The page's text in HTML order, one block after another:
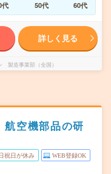
代 50代 60代
詳しく見る
製造事業部（全国）
航空機部品の研
祝日が休み WEB登録OK